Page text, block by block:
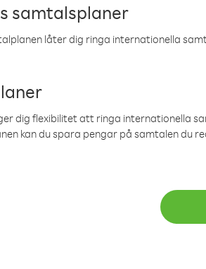
samtalsplaner
låter dig ringa internationella
dig flexibilitet att ringa internationella
kan du spara pengar på samtalen du